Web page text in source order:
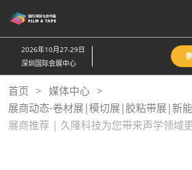
接
跳
至
内
容
2026年10月27-29日
深圳国际会展中心
首页
媒体中心
展商动态-卷材展|模切展|胶粘带展|新
展商推荐 | 久隆科技为您带来声学领域